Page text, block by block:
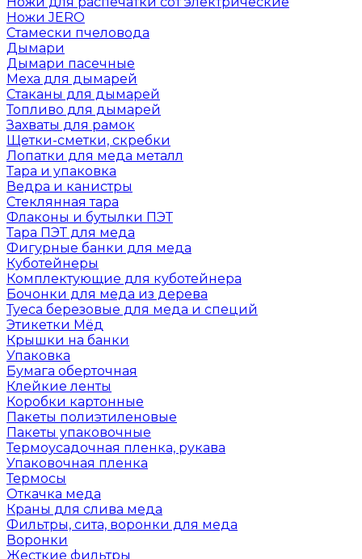
Ножи JERO
Стамески пчеловода
Дымари
Дымари пасечные
Меха для дымарей
Стаканы для дымарей
Топливо для дымарей
Захваты для рамок
Щетки-сметки, скребки
Лопатки для меда металл
Тара и упаковка
Ведра и канистры
Стеклянная тара
Флаконы и бутылки ПЭТ
Тара ПЭТ для меда
Фигурные банки для меда
Куботейнеры
Комплектующие для куботейнера
Бочонки для меда из дерева
Туеса березовые для меда и специй
Этикетки Мёд
Крышки на банки
Упаковка
Бумага оберточная
Клейкие ленты
Коробки картонные
Пакеты полиэтиленовые
Пакеты упаковочные
Термоусадочная пленка, рукава
Упаковочная пленка
Термосы
Откачка меда
Краны для слива меда
Фильтры, сита, воронки для меда
Воронки
Жесткие фильтры